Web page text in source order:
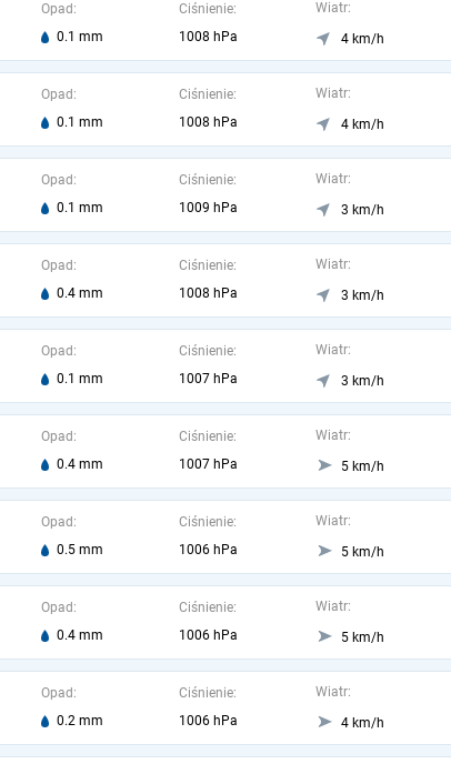
Opad:
0.1 mm
Ciśnienie:
1008 hPa
Wiatr:
4 km/h
Opad:
0.1 mm
Ciśnienie:
1008 hPa
Wiatr:
4 km/h
Opad:
0.1 mm
Ciśnienie:
1009 hPa
Wiatr:
3 km/h
Opad:
0.4 mm
Ciśnienie:
1008 hPa
Wiatr:
3 km/h
Opad:
0.1 mm
Ciśnienie:
1007 hPa
Wiatr:
3 km/h
Opad:
0.4 mm
Ciśnienie:
1007 hPa
Wiatr:
5 km/h
Opad:
0.5 mm
Ciśnienie:
1006 hPa
Wiatr:
5 km/h
Opad:
0.4 mm
Ciśnienie:
1006 hPa
Wiatr:
5 km/h
Opad:
0.2 mm
Ciśnienie:
1006 hPa
Wiatr:
4 km/h